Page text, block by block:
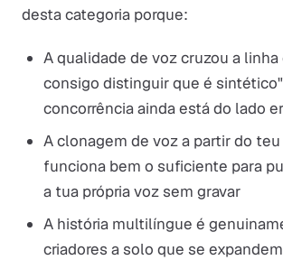
desta categoria porque:
A qualidade de voz cruzou a linha
consigo distinguir que é
concorrência ainda está do lado
A clonagem de voz a partir do
funciona bem o suficiente para
a tua própria voz sem gravar
A história multilíngue é
criadores a solo que se